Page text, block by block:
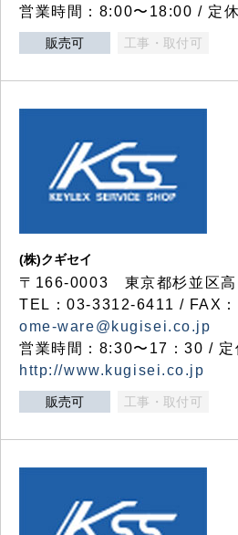
営業時間：8:00〜18:00 / 定
販売可 工事・取付可
(株)クギセイ
〒166-0003 東京都杉並区高
TEL：03-3312-6411 / FAX
ome-ware@kugisei.co.jp
営業時間：8:30〜17：30 / 定
http://www.kugisei.co.jp
販売可 工事・取付可